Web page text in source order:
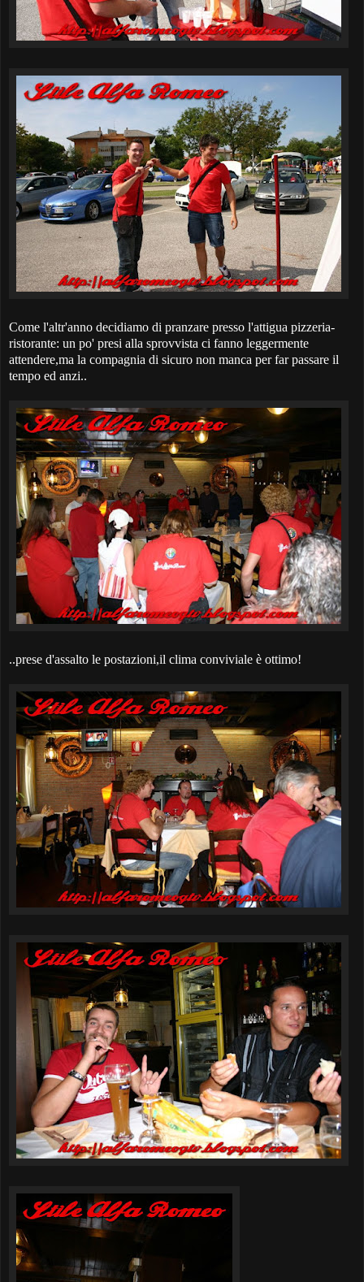
Come l'altr'anno decidiamo di pranzare presso l'attigua pizzeria-
ristorante: un po' presi alla sprovvista ci fanno leggermente
attendere,ma la compagnia di sicuro non manca per far passare il
tempo ed anzi..
..prese d'assalto le postazioni,il clima conviviale è ottimo!